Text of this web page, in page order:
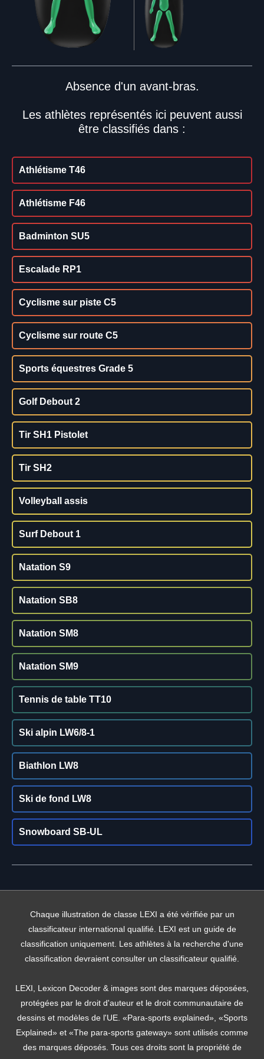
Absence d'un avant-bras.
Les athlètes représentés ici peuvent aussi
être classifiés dans :
Athlétisme T46
Athlétisme F46
Badminton SU5
Escalade RP1
Cyclisme sur piste C5
Cyclisme sur route C5
Sports équestres Grade 5
Golf Debout 2
Tir SH1 Pistolet
Tir SH2
Volleyball assis
Surf Debout 1
Natation S9
Natation SB8
Natation SM8
Natation SM9
Tennis de table TT10
Ski alpin LW6/8-1
Biathlon LW8
Ski de fond LW8
Snowboard SB-UL
Chaque illustration de classe LEXI a été vérifiée par un
classificateur international qualifié. LEXI est un guide de
classification uniquement. Les athlètes à la recherche d'une
classification devraient consulter un classificateur qualifié.
LEXI, Lexicon Decoder & images sont des marques déposées,
protégées par le droit d'auteur et le droit communautaire de
dessins et modèles de l'UE. «Para-sports explained», «Sports
Explained» et «The para-sports gateway» sont utilisés comme
des marques déposés. Tous ces droits sont la propriété de